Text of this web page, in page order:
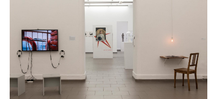
Schirmherr_in der Ausstellung ist Prof. Dr. Rita
Süssmuth und Cem Özdemir
photos © Gerhard Haug